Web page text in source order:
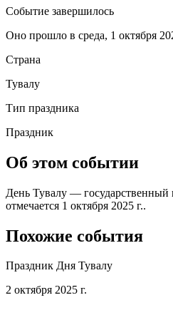
Событие завершилось
Оно прошло в среда, 1 октября
Страна
Тувалу
Тип праздника
Праздник
Об этом событии
День Тувалу — государственный
отмечается 1 октября 2025 г..
Похожие события
Праздник Дня Тувалу
2 октября 2025 г.